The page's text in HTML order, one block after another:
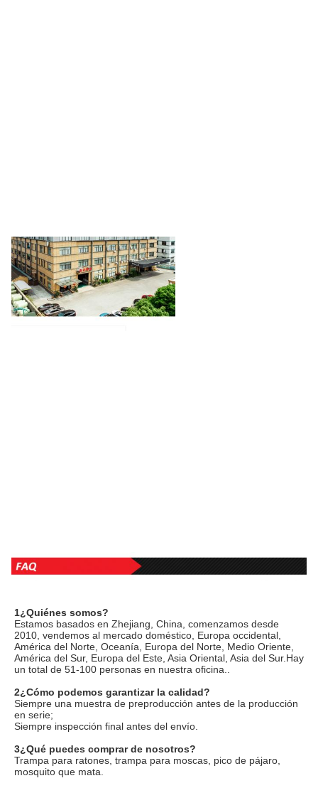
1¿Quiénes somos?
Estamos basados en Zhejiang, China, comenzamos desde
2010, vendemos al mercado doméstico, Europa occidental,
América del Norte, Oceanía, Europa del Norte, Medio Oriente,
América del Sur, Europa del Este, Asia Oriental, Asia del Sur.Hay
un total de 51-100 personas en nuestra oficina..
2¿Cómo podemos garantizar la calidad?
Siempre una muestra de preproducción antes de la producción
en serie;
Siempre inspección final antes del envío.
3¿Qué puedes comprar de nosotros?
Trampa para ratones, trampa para moscas, pico de pájaro,
mosquito que mata.